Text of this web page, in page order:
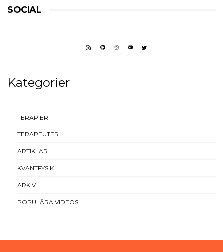
SOCIAL
RSS FEEDFACEBOOK
INSTAGRAM
YOUTUBETWITTER
Kategorier
TERAPIER
TERAPEUTER
ARTIKLAR
KVANTFYSIK
ARKIV
POPULÄRA VIDEOS